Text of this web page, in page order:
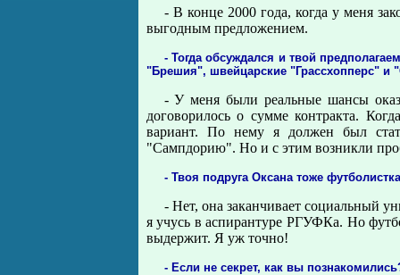
- В конце 2000 года, когда у меня
выгодным предложением.
- Тогда обсуждался и твой
"Брешия", швейцарские "Грассхопперс" и
- У меня были реальные шансы
договорилось о сумме контракта.
вариант. По нему я должен был
"Сампдорию". Но и с этим возникли
- Твоя подруга Оксана тоже
- Нет, она заканчивает социальный
я учусь в аспирантуре РГУФКа. Но
выдержит. Я уж точно!
- Если не секрет, как вы